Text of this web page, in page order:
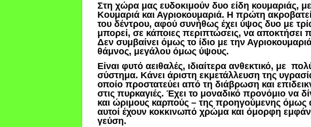
Στη χώρα μας ευδοκιμούν δυο είδη κουμαριάς, με
Κουμαριά και Αγριοκουμαριά. Η πρώτη
του δέντρου, αφού συνήθως έχει ύψος δυο με
μπορεί, σε κάποιες περιπτώσεις, να αποκτήσει
Δεν συμβαίνει όμως το ίδιο με την
θάμνος, μεγάλου όμως ύψους.
Είναι φυτό αειθαλές, ιδιαίτερα ανθεκτικό, με
σύστημα. Κάνει άριστη εκμετάλλευση της
οποίο προστατεύει από τη διάβρωση και
στις πυρκαγιές. Έχει το μοναδικό προνόμιο να
και ώριμους καρπούς – της προηγούμενης όμως
αυτοί έχουν κοκκινωπό χρώμα και όμορφη
γεύση.